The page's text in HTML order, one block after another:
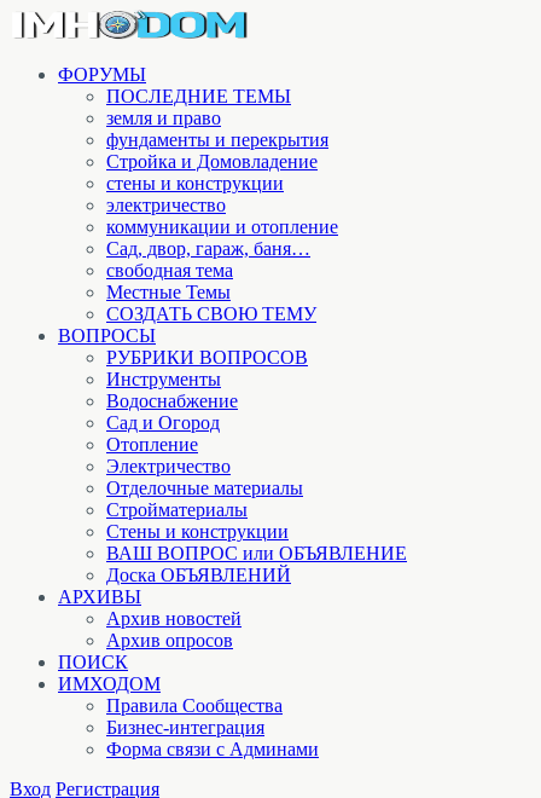
ФОРУМЫ
ПОСЛЕДНИЕ ТЕМЫ
земля и право
фундаменты и перекрытия
Стройка и Домовладение
стены и конструкции
электричество
коммуникации и отопление
Cад, двор, гараж, баня…
свободная тема
Местные Темы
СОЗДАТЬ СВОЮ ТЕМУ
ВОПРОСЫ
РУБРИКИ ВОПРОСОВ
Инструменты
Водоснабжение
Сад и Огород
Отопление
Электричество
Отделочные материалы
Стройматериалы
Стены и конструкции
ВАШ ВОПРОС или ОБЪЯВЛЕНИЕ
Доска ОБЪЯВЛЕНИЙ
АРХИВЫ
Архив новостей
Архив опросов
ПОИСК
ИМХОДОМ
Правила Сообщества
Бизнес-интеграция
Форма связи с Админами
Вход Регистрация